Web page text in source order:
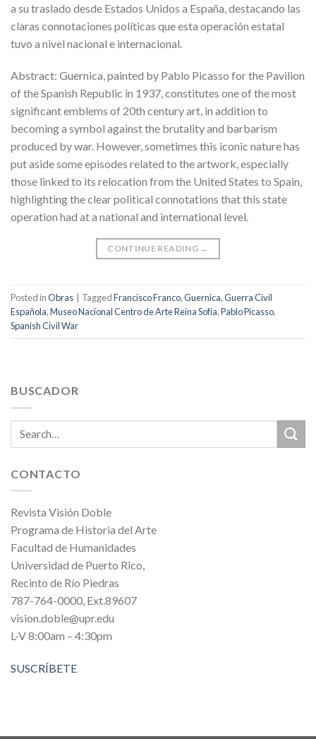
a su traslado desde Estados Unidos a España, destacando las
claras connotaciones políticas que esta operación estatal
tuvo a nivel nacional e internacional.
Abstract: Guernica, painted by Pablo Picasso for the Pavilion
of the Spanish Republic in 1937, constitutes one of the most
significant emblems of 20th century art, in addition to
becoming a symbol against the brutality and barbarism
produced by war. However, sometimes this iconic nature has
put aside some episodes related to the artwork, especially
those linked to its relocation from the United States to Spain,
highlighting the clear political connotations that this state
operation had at a national and international level.
CONTINUE READING →
Posted inObras TaggedFrancisco Franco,Guernica,Guerra Civil
Española,Museo Nacional Centro de Arte Reina Sofía,Pablo Picasso,
Spanish Civil War
BUSCADOR
CONTACTO
Revista Visión Doble
Programa de Historia del Arte
Facultad de Humanidades
Universidad de Puerto Rico,
Recinto de Río Piedras
787-764-0000, Ext.89607
vision.doble@upr.edu
L-V 8:00am – 4:30pm
SUSCRÍBETE